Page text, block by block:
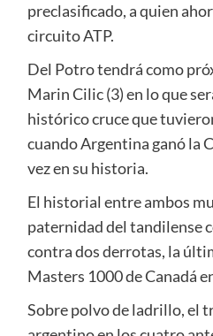
preclasificado, a quien
circuito ATP.
Del Potro tendrá como
Marin Cilic (3) en lo que
histórico cruce que
cuando Argentina ganó la
vez en su historia.
El historial entre ambos
paternidad del tandilense
contra dos derrotas, la
Masters 1000 de Canadá
Sobre polvo de ladrillo, el